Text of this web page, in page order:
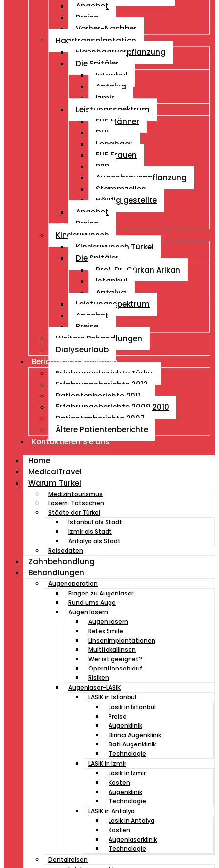
Angebot
Preise
Vorher-Nachher
Haartransplantation
Eigenhaarverpflanzung
Die Spitäler
Istanbul
Antalya
Izmir
Leistungsspektrum
FUE Männer
DHI
Longhaar
FUE Frauen
PRP
Augenbrauenpflanzung
Stammzellen
Häufig gestellte
Angebot
Preise
Kinderwunsch
Kinderwunsch Türkei
Die Spitäler
Prof. Dr. Gürkan Arikan
Istanbul
Antalya
Leistungsspektrum
Angebot
Preise
Weitere Behandlungen
Dialyseurlaub
Berichte von Patienten
Erfahrungsberichte Türkei
Erfahrungsberichte 2012
Patientenberichte 2011
Erfahrungsberichte 2009 2010
Patientenberichte 2007
Ältere Patientenberichte
Kontaktieren Sie uns
Home
MedicalTravel
Warum Türkei
Medizintourismus
Lasern: Tatsachen
Städte der Türkei
Istanbul als Stadt
Izmir als Stadt
Antalya als Stadt
Reisedaten
Zahnbehandlung
Behandlungen
Augenoperation
Fragen zu Augenlaser
Rund ums Auge
Augen lasern
Augen lasern
ReLex Smile
Linsenimplantationen
Multifokallinsen
Wer ist geeignet?
Operationsablauf
Risiken
Augenlaser-LASIK
LASIK in Istanbul
Lasik in Istanbul
Preise
Augenklinik
Birinci Augenklinik
Bati Augenklinik
Technologie
LASIK in Izmir
Lasik in Izmir
Kosten
Augenklinik
Technologie
LASIK in Antalya
Lasik in Antalya
Kosten
Augenlaserklinik
Technologie
Dentalreisen